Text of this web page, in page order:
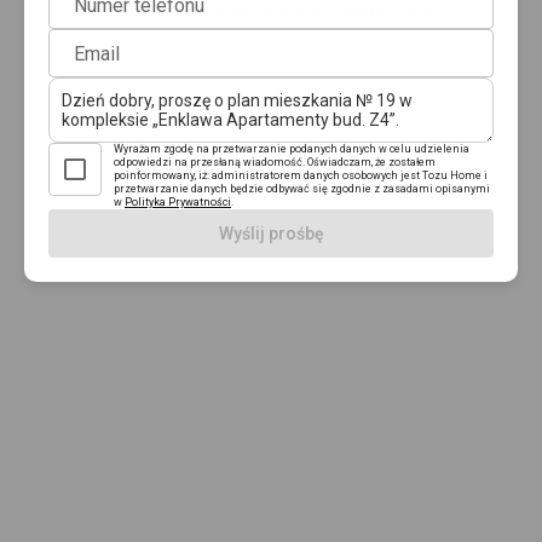
Numer telefonu
Email
Wyrażam zgodę na przetwarzanie podanych danych w celu udzielenia
odpowiedzi na przesłaną wiadomość. Oświadczam, że zostałem
poinformowany, iż: administratorem danych osobowych jest Tozu Home i
przetwarzanie danych będzie odbywać się zgodnie z zasadami opisanymi
w Polityka Prywatności
Wyślij prośbę
browser console for more information)